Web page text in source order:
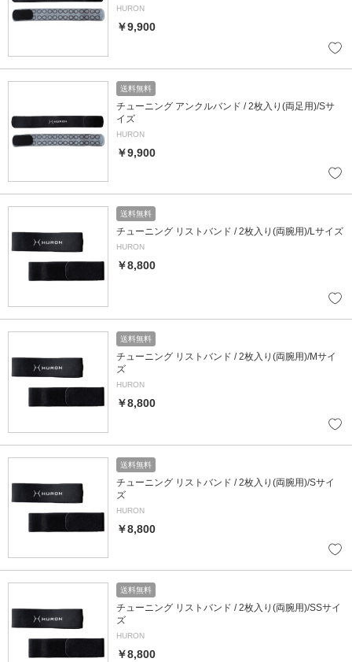
HURON
￥9,900
送料無料
チューニング アンクルバンド / 2枚入り(両足用)/Sサ
イズ
HURON
￥9,900
送料無料
チューニング リストバンド / 2枚入り(両腕用)/Lサイズ
HURON
￥8,800
送料無料
チューニング リストバンド / 2枚入り(両腕用)/Mサイ
ズ
HURON
￥8,800
送料無料
チューニング リストバンド / 2枚入り(両腕用)/Sサイ
ズ
HURON
￥8,800
送料無料
チューニング リストバンド / 2枚入り(両腕用)/SSサイ
ズ
HURON
￥8,800